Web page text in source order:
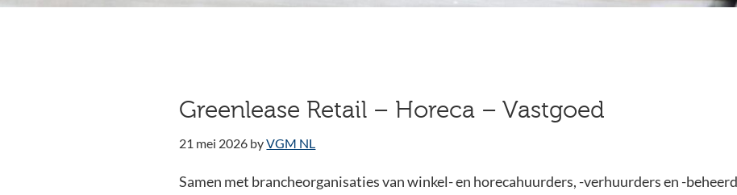
Greenlease Retail – Horeca – Vastgoed
21 mei 2026 byVGM NL
Samen met brancheorganisaties van winkel- en horecahuurders, -verhuurders en -